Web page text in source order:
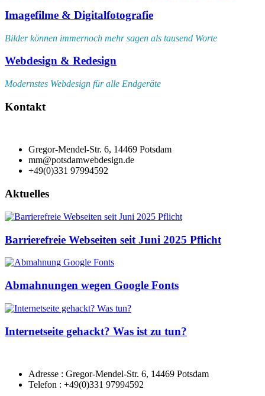
Imagefilme & Digitalfotografie
Bilder können immernoch mehr sagen als tausend Worte
Webdesign & Redesign
Modernstes Webdesign für alle Endgeräte
Kontakt
Gregor-Mendel-Str. 6, 14469 Potsdam
mm@potsdamwebdesign.de
+49(0)331 97994592
Aktuelles
Barrierefreie Webseiten seit Juni 2025 Pflicht
Abmahnungen wegen Google Fonts
Internetseite gehackt? Was ist zu tun?
Adresse : Gregor-Mendel-Str. 6, 14469 Potsdam
Telefon : +49(0)331 97994592